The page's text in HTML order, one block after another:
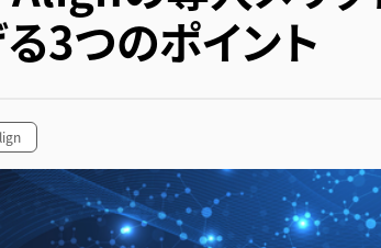
3つのポイント